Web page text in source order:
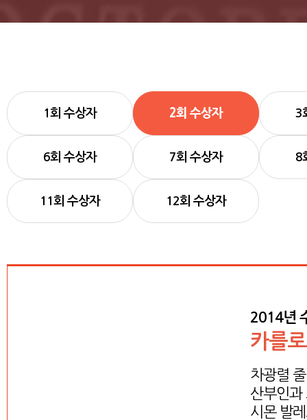
1회 수상자 2회 수상자 3
6회 수상자 7회 수상자 8
11회 수상자 12회 수상자
2014년
카를
차광렬
산부인과
시몬 발